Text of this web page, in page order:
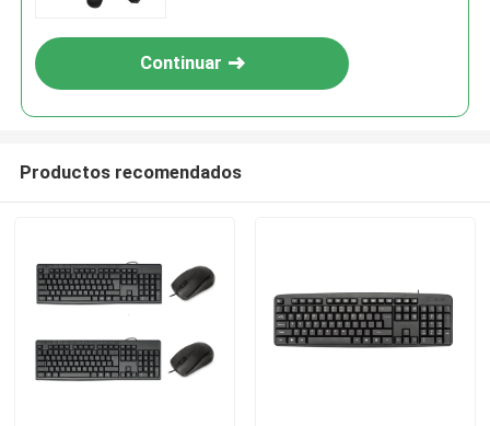
Continuar
Productos recomendados